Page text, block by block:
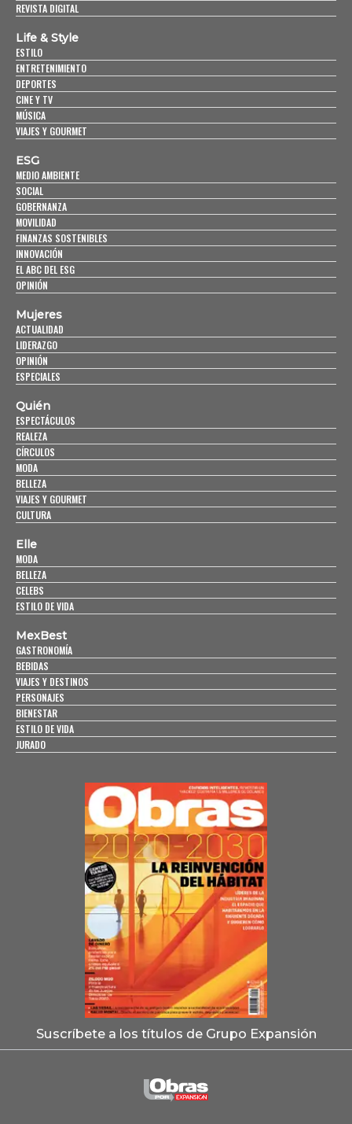
REVISTA DIGITAL
Life & Style
ESTILO
ENTRETENIMIENTO
DEPORTES
CINE Y TV
MÚSICA
VIAJES Y GOURMET
ESG
MEDIO AMBIENTE
SOCIAL
GOBERNANZA
MOVILIDAD
FINANZAS SOSTENIBLES
INNOVACIÓN
EL ABC DEL ESG
OPINIÓN
Mujeres
ACTUALIDAD
LIDERAZGO
OPINIÓN
ESPECIALES
Quién
ESPECTÁCULOS
REALEZA
CÍRCULOS
MODA
BELLEZA
VIAJES Y GOURMET
CULTURA
Elle
MODA
BELLEZA
CELEBS
ESTILO DE VIDA
MexBest
GASTRONOMÍA
BEBIDAS
VIAJES Y DESTINOS
PERSONAJES
BIENESTAR
ESTILO DE VIDA
JURADO
Suscríbete a los títulos de Grupo Expansión